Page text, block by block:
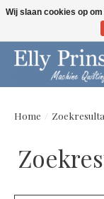
Let op: gewijzigde
Home /
Wij slaan cookies op